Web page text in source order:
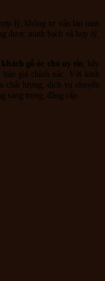
lý, không tư vấn lan man
được minh bạch và hợp lý,
gỗ óc chó uy tín, hãy
giá chính xác. Với kinh
chất lượng, dịch vụ chuyên
sang trọng, đẳng cấp.